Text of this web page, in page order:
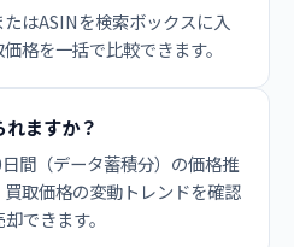
はASINを検索ボックスに入
格を一括で比較できます。
ますか？
間（データ蓄積分）の価格推
取価格の変動トレンドを確認
できます。